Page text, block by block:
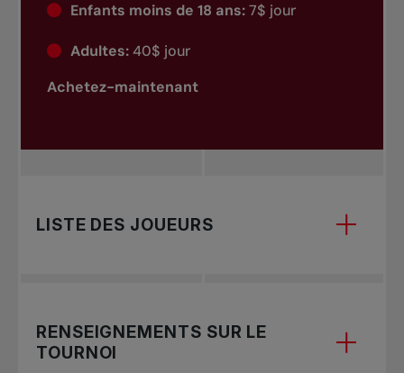
Enfants moins de 18 ans:7$ jour
Adultes:40$ jour
Achetez-maintenant
LISTE DES JOUEURS
RENSEIGNEMENTS SUR LE
TOURNOI